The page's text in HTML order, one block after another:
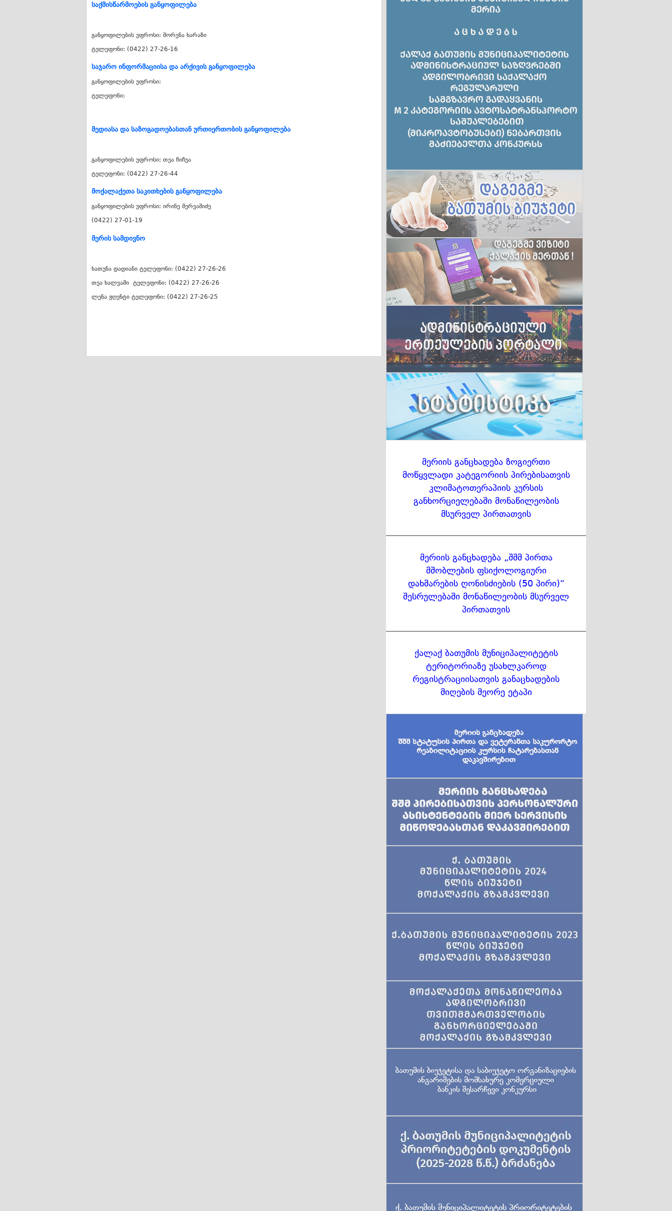
საქმისწარმოების განყოფილება
განყოფილების უფროსი: შორენა ხარაზი
ტელეფონი: (0422) 27-26-16
საჯარო ინფორმაციისა და არქივის განყოფილება
განყოფილების უფროსი:
ტელეფონი:
მედიასა და საზოგადოებასთან ურთიერთობის განყოფილება
განყოფილების უფროსი: თეა ჩიჩუა
ტელეფონი: (0422) 27-26-44
მოქალაქეთა საკითხების განყოფილება
განყოფილების უფროსი: ირინე შერვაშიძე
(0422) 27-01-19
მერის სამდივნო
ხათუნა დადიანი ტელეფონი: (0422) 27-26-26
თეა ხალვაში ტელეფონი: (0422) 27-26-26
ლენა ჟღენტი ტელეფონი: (0422) 27-26-25
მერიის განცხადება ზოგიერთი
მოწყვლადი კატეგორიის პირებისათვის
კლიმატოთერაპიის კურსის
განხორციელებაში მონაწილეობის
მსურველ პირთათვის
მერიის განცხადება „შშმ პირთა
მშობლების ფსიქოლოგიური
დახმარების ღონისძიების (50 პირი)“
შესრულებაში მონაწილეობის მსურველ
პირთათვის
ქალაქ ბათუმის მუნიციპალიტეტის
ტერიტორიაზე უსახლკაროდ
რეგისტრაციისათვის განაცხადების
მიღების მეორე ეტაპი